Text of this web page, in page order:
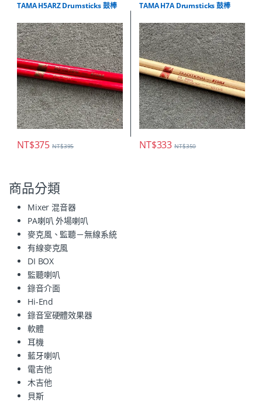
TAMA H5ARZ Drumsticks 鼓棒
NT$375 NT$395
TAMA H7A Drumsticks 鼓棒
NT$333 NT$350
商品分類
Mixer 混音器
PA喇叭 外場喇叭
麥克風、監聽－無線系統
有線麥克風
DI BOX
監聽喇叭
錄音介面
Hi-End
錄音室硬體效果器
軟體
耳機
藍牙喇叭
電吉他
木吉他
貝斯